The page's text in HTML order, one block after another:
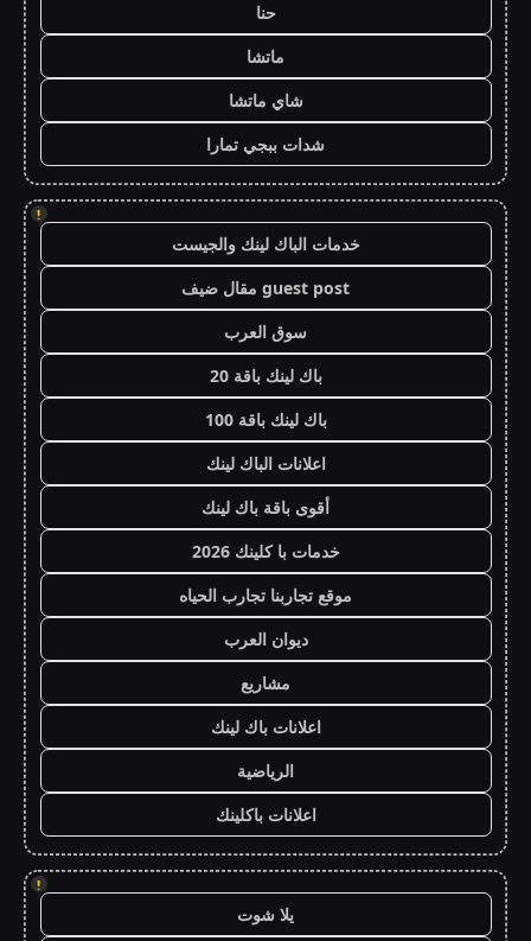
حنا
ماتشا
شاي ماتشا
شدات ببجي تمارا
!
خدمات الباك لينك والجيست
guest post مقال ضيف
سوق العرب
باك لينك باقة 20
باك لينك باقة 100
اعلانات الباك لينك
أقوى باقة باك لينك
خدمات با كلينك 2026
موقع تجاربنا تجارب الحياه
ديوان العرب
مشاريع
اعلانات باك لينك
الرياضية
اعلانات باكلينك
!
يلا شوت